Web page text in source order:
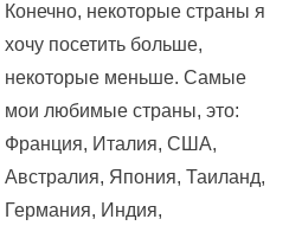
Конечно, некоторые страны я
хочу посетить больше,
некоторые меньше. Самые
мои любимые страны, это:
Франция, Италия, США,
Австралия, Япония, Таиланд,
Германия, Индия,